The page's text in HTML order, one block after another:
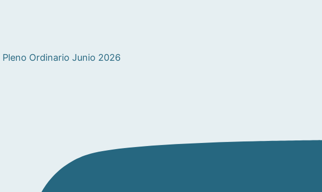
Pleno Ordinario Junio 2026